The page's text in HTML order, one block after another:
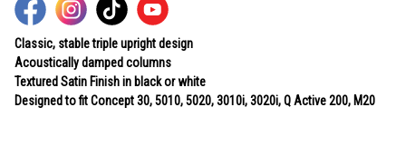
Classic, stable triple upright design
Acoustically damped columns
Textured Satin Finish in black or white
Designed to fit Concept 30, 5010, 5020, 3010i, 3020i, Q Active 200, M20